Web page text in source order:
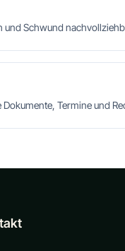
und Schwund
Termine und